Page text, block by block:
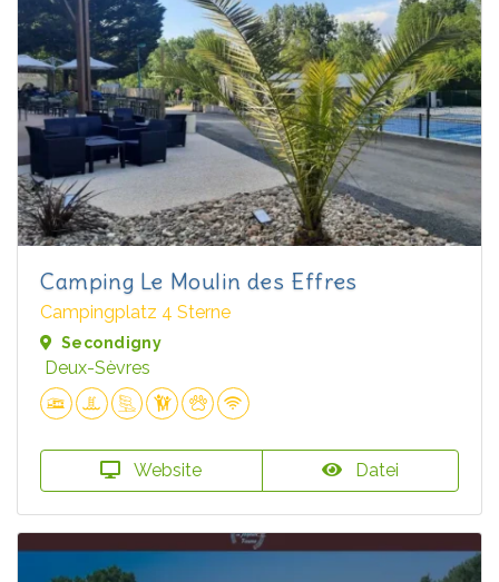
Camping Le Moulin des Effres
Campingplatz 4 Sterne
Secondigny
Deux-Sèvres
Website Datei